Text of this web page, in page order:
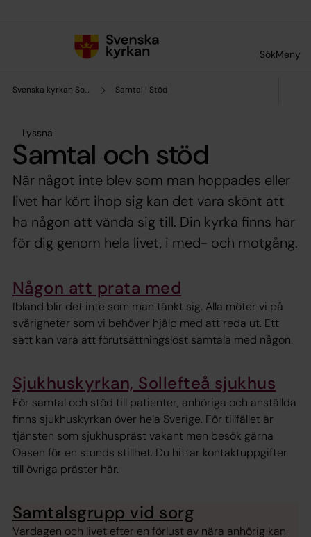
SökMeny
Svenska kyrkan Sollefteå Samtal | Stöd
Lyssna
Samtal och stöd
När något inte blev som man hoppades eller
livet har kört ihop sig kan det vara skönt att
ha någon att vända sig till. Din kyrka finns här
för dig genom hela livet, i med- och motgång.
Någon att prata med
Ibland blir det inte som man tänkt sig. Alla möter vi på
svårigheter som vi behöver hjälp med att reda ut. Ett
sätt kan vara att förutsättningslöst samtala med någon.
Sjukhuskyrkan, Sollefteå sjukhus
För samtal och stöd till patienter, anhöriga och anställda
finns sjukhuskyrkan över hela Sverige. För tillfället är
tjänsten som sjukhuspräst vakant men besök gärna
Oasen för en stunds stillhet. Du hittar kontaktuppgifter
till övriga präster här.
Samtalsgrupp vid sorg
Vardagen och livet efter en förlust av nära anhörig kan